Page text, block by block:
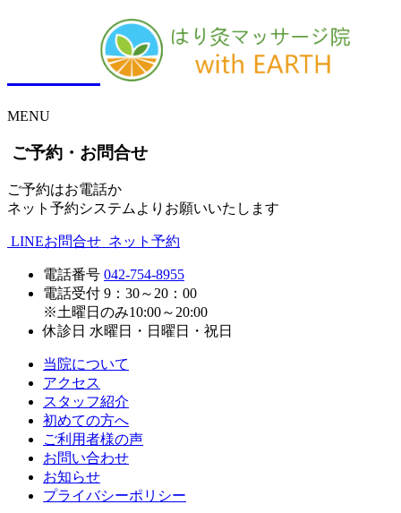
MENU
ご予約・お問合せ
ご予約はお電話か
ネット予約システムよりお願いいたします
LINEお問合せ ネット予約
電話番号 042-754-8955
電話受付 9：30～20：00
※土曜日のみ10:00～20:00
休診日 水曜日・日曜日・祝日
当院について
アクセス
スタッフ紹介
初めての方へ
ご利用者様の声
お問い合わせ
お知らせ
プライバシーポリシー